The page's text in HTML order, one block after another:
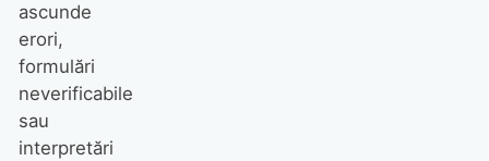
ascunde
erori,
formulări
neverificabile
sau
interpretări